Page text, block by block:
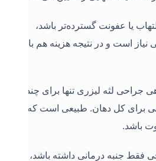
یا عفونت گسترده‌تر باشد،
است و در نتیجه هزینه هم بالاتر
جراحی لثه لیزری تنها برای چند
برای کل دهان. طبیعی است که
باشد.
فقط جنبه درمانی داشته باشد،